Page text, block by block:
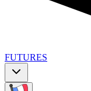
FUTURES